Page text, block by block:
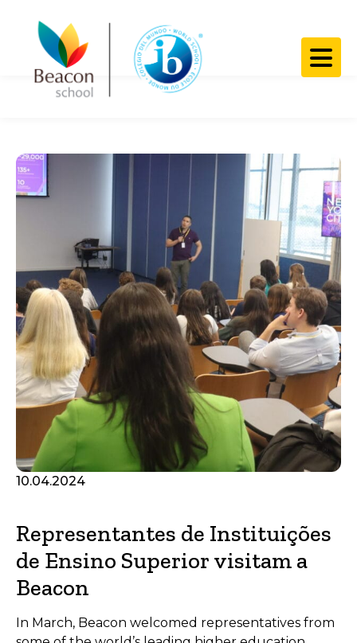
10.04.2024
Representantes de Instituições
de Ensino Superior visitam a
Beacon
In March, Beacon welcomed representatives from